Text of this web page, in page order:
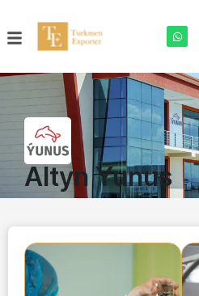
Altyn Yunus